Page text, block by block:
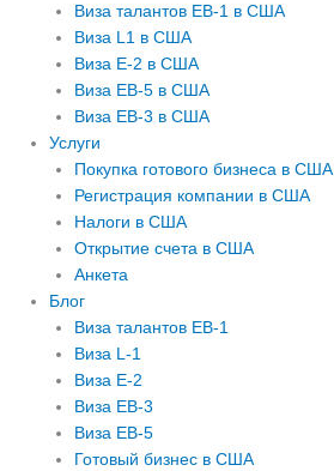
Виза талантов EB-1 в США
Виза L1 в США
Виза E-2 в США
Виза EB-5 в США
Виза EB-3 в США
Услуги
Покупка готового бизнеса в США
Регистрация компании в США
Налоги в США
Открытие счета в США
Анкета
Блог
Виза талантов EB-1
Виза L-1
Виза E-2
Виза EB-3
Виза EB-5
Готовый бизнес в США